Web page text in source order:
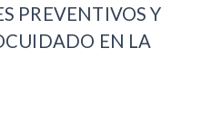
PREVENTIVOS Y
EN LA